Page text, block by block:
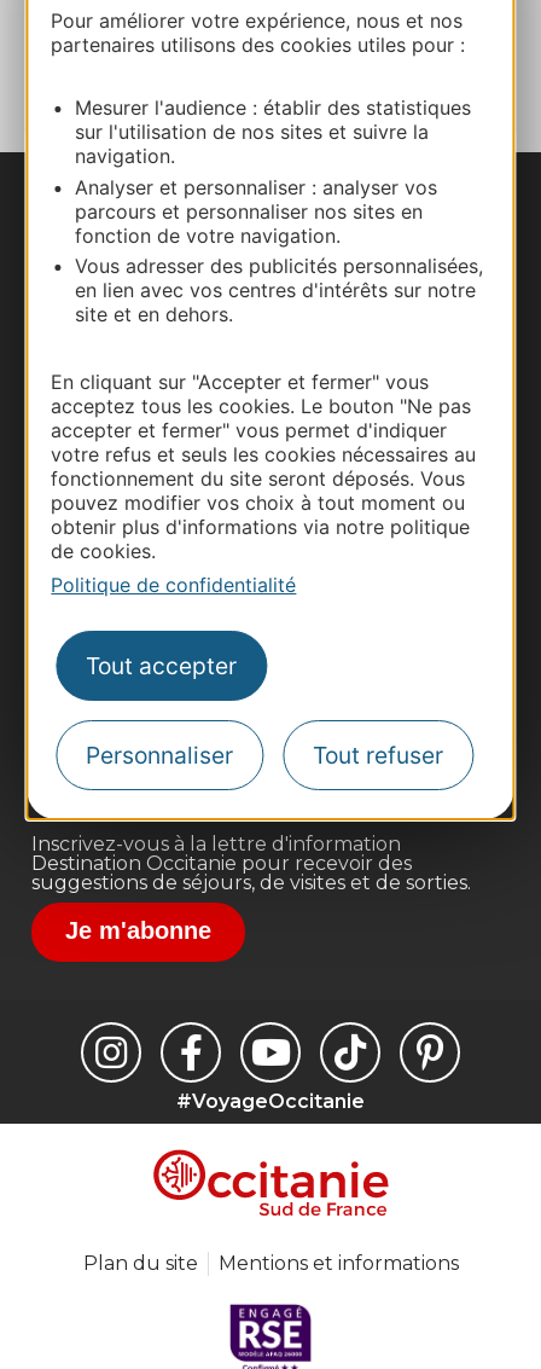
Pour améliorer votre expérience, nous et nos
partenaires utilisons des cookies utiles pour :
Mesurer l'audience : établir des statistiques
sur l'utilisation de nos sites et suivre la
navigation.
Analyser et personnaliser : analyser vos
parcours et personnaliser nos sites en
fonction de votre navigation.
Vous adresser des publicités personnalisées,
en lien avec vos centres d'intérêts sur notre
site et en dehors.
En cliquant sur "Accepter et fermer" vous
acceptez tous les cookies. Le bouton "Ne pas
accepter et fermer" vous permet d'indiquer
votre refus et seuls les cookies nécessaires au
fonctionnement du site seront déposés. Vous
pouvez modifier vos choix à tout moment ou
obtenir plus d'informations via notre politique
de cookies.
Politique de confidentialité
Tout accepter
Personnaliser Tout refuser
AJOUTER
AU CARNET
Nous contacter
Carte interactive
Documentation
Business/Mice
Pros d'Occitanie
Site presse et d'influence
Voyagistes
Destination Sport
Inscrivez-vous à la lettre d'information
Destination Occitanie pour recevoir des
suggestions de séjours, de visites et de sorties.
Je m'abonne
#VoyageOccitanie
Plan du site Mentions et informations